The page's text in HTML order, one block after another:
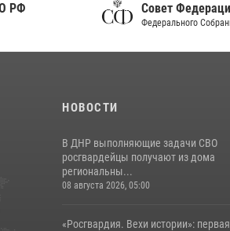
Совет Федерации
Федерального Собрания РФ
НОВОСТИ
В ДНР выполняющие задачи СВО
росгвардейцы получают из дома
региональны...
08 августа 2026, 05:00
«Росгвардия. Вехи истории»: первая